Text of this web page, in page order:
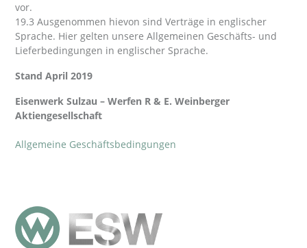
vor.
19.3 Ausgenommen hievon sind Verträge in englischer
Sprache. Hier gelten unsere Allgemeinen Geschäfts- und
Lieferbedingungen in englischer Sprache.
Stand April 2019
Eisenwerk Sulzau – Werfen R & E. Weinberger
Aktiengesellschaft
Allgemeine Geschäftsbedingungen